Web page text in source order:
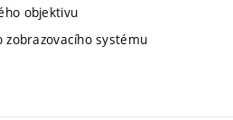
objektivu
systému